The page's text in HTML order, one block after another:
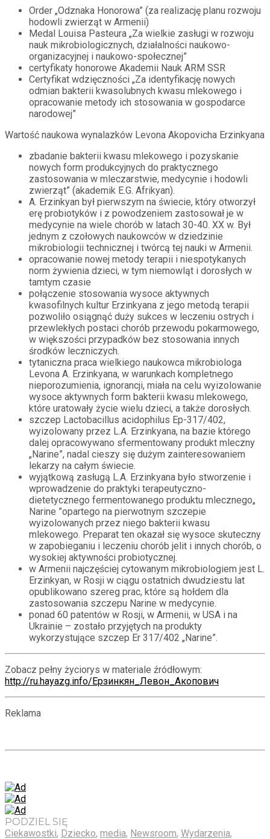
Order „Odznaka Honorowa” (za realizację planu rozwoju
hodowli zwierząt w Armenii)
Medal Louisa Pasteura „Za wielkie zasługi w rozwoju
nauk mikrobiologicznych, działalności naukowo-
organizacyjnej i naukowo-społecznej”
certyfikaty honorowe Akademii Nauk ARM SSR
Certyfikat wdzięczności „Za identyfikację nowych
odmian bakterii kwasolubnych kwasu mlekowego i
opracowanie metody ich stosowania w gospodarce
narodowej”
Wartość naukowa wynalazków Levona Akopovicha Erzinkyana
zbadanie bakterii kwasu mlekowego i pozyskanie
nowych form produkcyjnych do praktycznego
zastosowania w mleczarstwie, medycynie i hodowli
zwierząt” (akademik E.G. Afrikyan).
A. Erzinkyan był pierwszym na świecie, który otworzył
erę probiotyków i z powodzeniem zastosował je w
medycynie na wiele chorób w latach 30-40. XX w. Był
jednym z czołowych naukowców w dziedzinie
mikrobiologii technicznej i twórcą tej nauki w Armenii.
opracowanie nowej metody terapii i niespotykanych
norm żywienia dzieci, w tym niemowląt i dorosłych w
tamtym czasie
połączenie stosowania wysoce aktywnych
kwasofilnych kultur Erzinkyana z jego metodą terapii
pozwoliło osiągnąć duży sukces w leczeniu ostrych i
przewlekłych postaci chorób przewodu pokarmowego,
w większości przypadków bez stosowania innych
środków leczniczych.
tytaniczna praca wielkiego naukowca mikrobiologa
Levona A. Erzinkyana, w warunkach kompletnego
nieporozumienia, ignorancji, miała na celu wyizolowanie
wysoce aktywnych form bakterii kwasu mlekowego,
które uratowały życie wielu dzieci, a także dorosłych.
szczep Lactobacillus acidophilus Ер-317/402,
wyizolowany przez L.A. Erzinkyana, na bazie którego
dalej opracowywano sfermentowany produkt mleczny
„Narine”, nadal cieszy się dużym zainteresowaniem
lekarzy na całym świecie.
wyjątkową zasługą L.A. Erzinkyana było stworzenie i
wprowadzenie do praktyki terapeutyczno-
dietetycznego fermentowanego produktu mlecznego„
Narine ”opartego na pierwotnym szczepie
wyizolowanych przez niego bakterii kwasu
mlekowego. Preparat ten okazał się wysoce skuteczny
w zapobieganiu i leczeniu chorób jelit i innych chorób, o
wysokiej aktywności probiotycznej.
w Armenii najczęściej cytowanym mikrobiologiem jest L.
Erzinkyan, w Rosji w ciągu ostatnich dwudziestu lat
opublikowano szereg prac, które są hołdem dla
zastosowania szczepu Narine w medycynie.
ponad 60 patentów w Rosji, w Armenii, w USA i na
Ukrainie – zostało przyjętych na produkty
wykorzystujące szczep Er 317/402 „Narine”.
Zobacz pełny życiorys w materiale źródłowym:
http://ru.hayazg.info/Ерзинкян_Левон_Акопович
Reklama
PODZIEL SIĘ
Ciekawostki, Dziecko, media, Newsroom, Wydarzenia,